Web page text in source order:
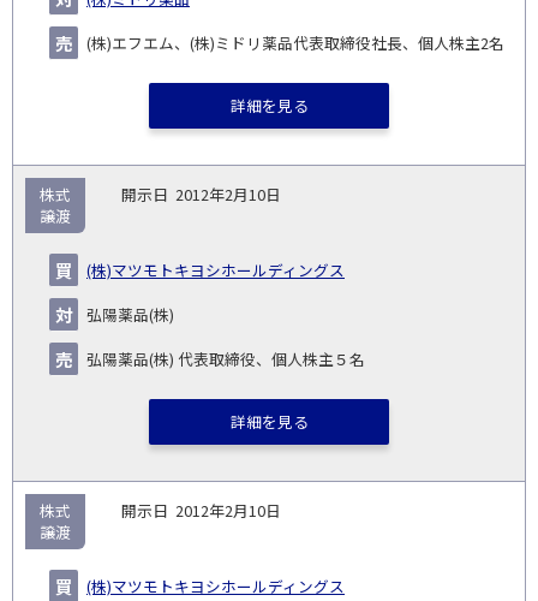
(株)エフエム、(株)ミドリ薬品代表取締役社長、個人株主2名
詳細を見る
2012年2月10日
(株)マツモトキヨシホールディングス
弘陽薬品(株)
弘陽薬品(株) 代表取締役、個人株主５名
株式
譲渡
詳細を見る
2012年2月10日
(株)マツモトキヨシホールディングス
株式
譲渡